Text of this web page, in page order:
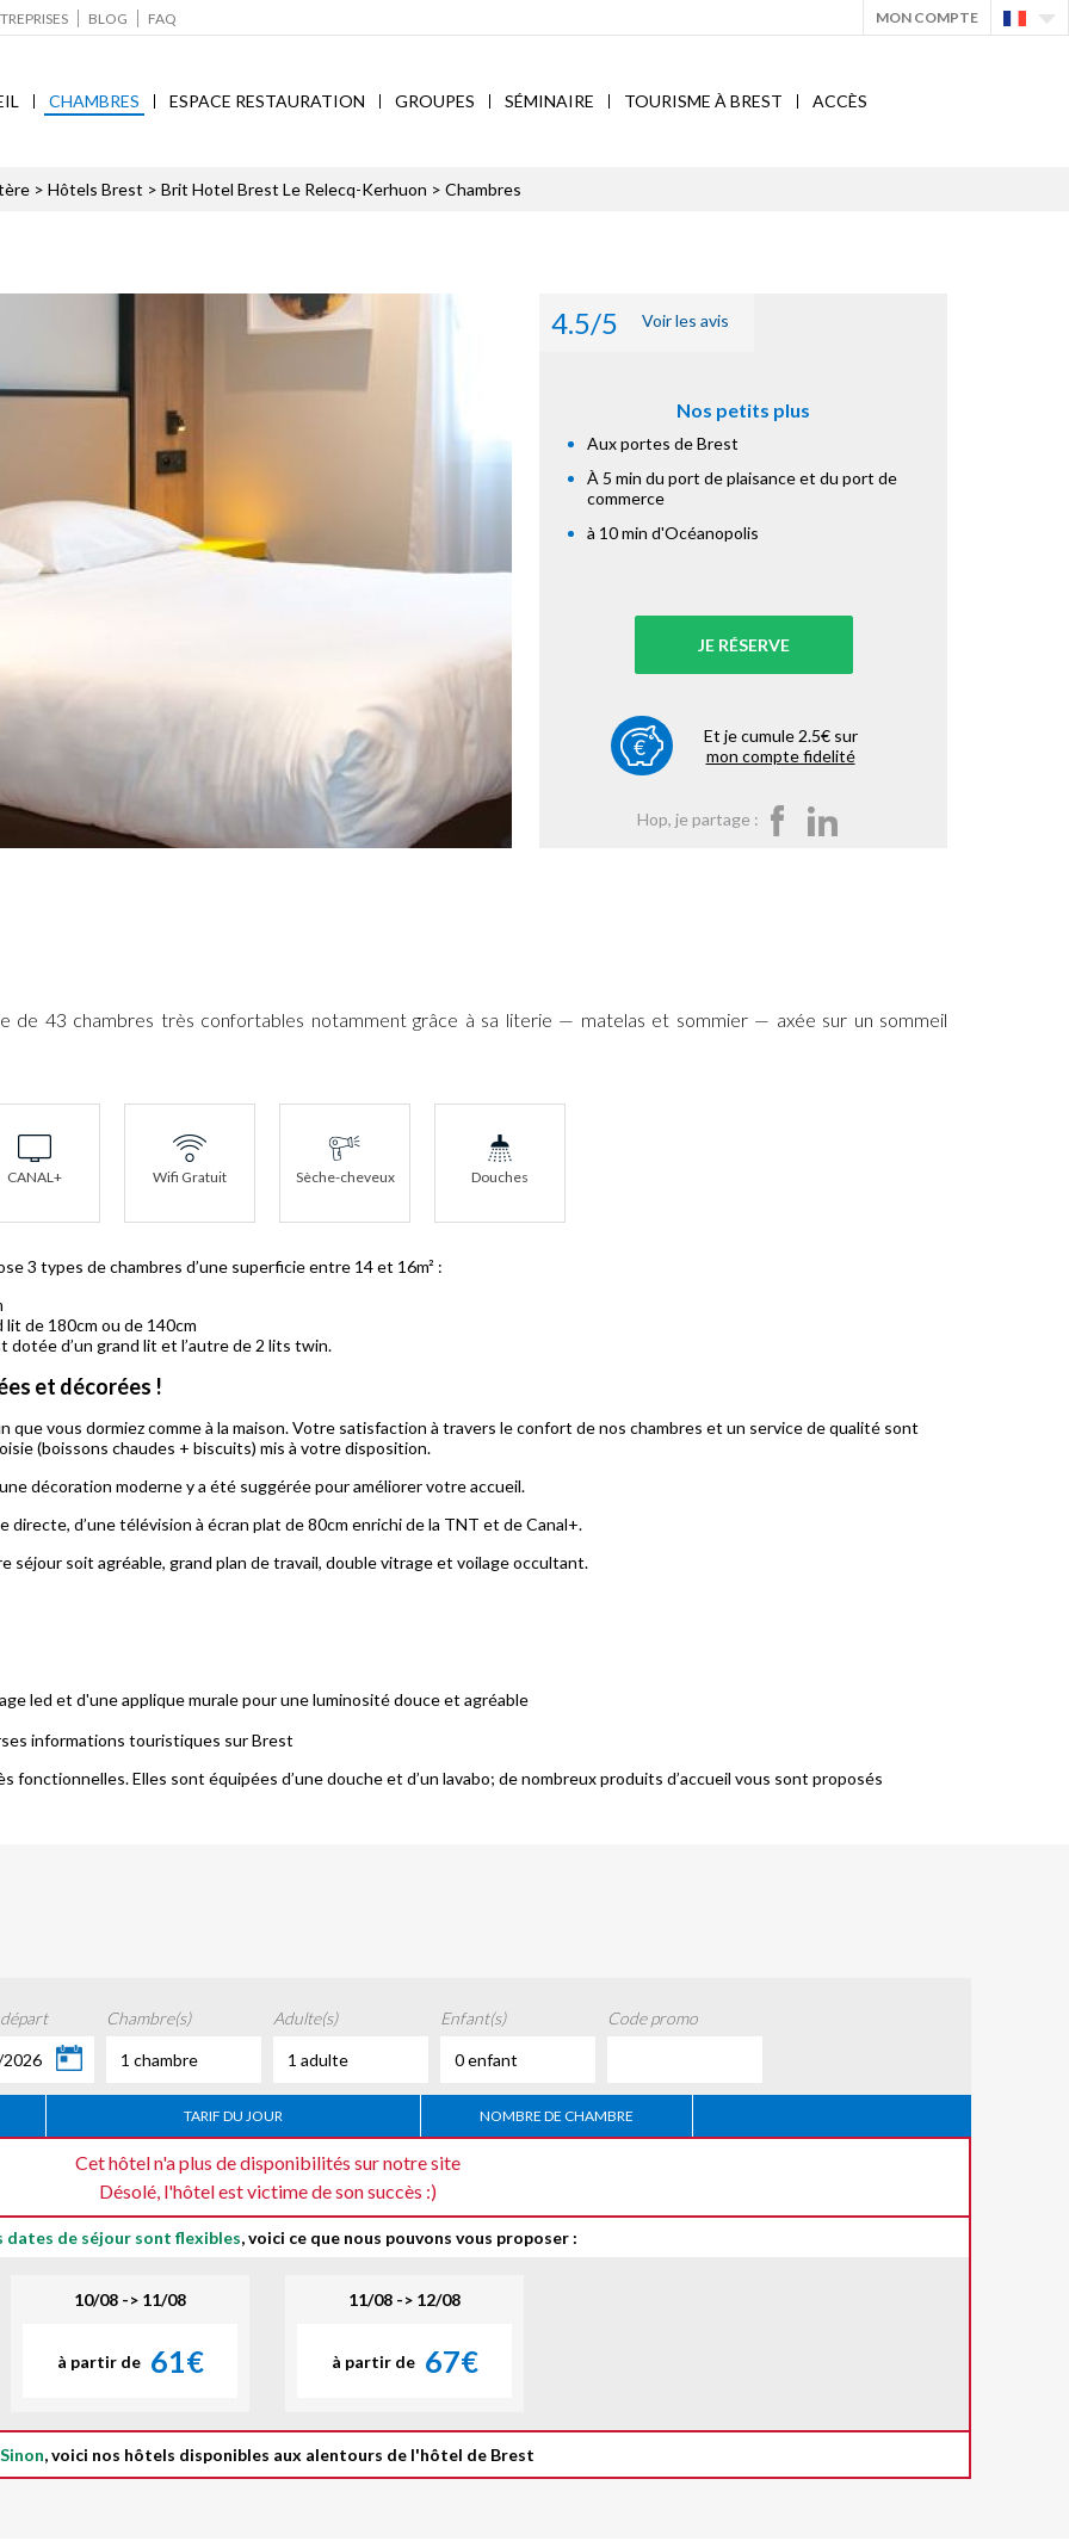
BLOG FAQ MON COMPTE
CHAMBRES ESPACE RESTAURATION GROUPES SÉMINAIRE TOURISME À BREST ACCÈS
> Hôtels Brest > Brit Hotel Brest Le Relecq-Kerhuon > Chambres
4.5/5 Voir les avis
Nos petits plus
Aux portes de Brest
À 5 min du port de plaisance et du port de
commerce
à 10 min d'Océanopolis
JE RÉSERVE
Et je cumule 2.5€ sur
mon compte fidelité
Hop, je partage :
de 43 chambres très confortables notamment grâce à sa literie — matelas et sommier — axée sur un sommeil
CANAL+ Wifi Gratuit Sèche-cheveux Douches
3 types de chambres d’une superficie entre 14 et 16m² :
lit de 180cm ou de 140cm
d’un grand lit et l’autre de 2 lits twin.
et décorées !
que vous dormiez comme à la maison. Votre satisfaction à travers le confort de nos chambres et un service de qualité sont
(boissons chaudes + biscuits) mis à votre disposition.
décoration moderne y a été suggérée pour améliorer votre accueil.
d’une télévision à écran plat de 80cm enrichi de la TNT et de Canal+.
soit agréable, grand plan de travail, double vitrage et voilage occultant.
led et d'une applique murale pour une luminosité douce et agréable
informations touristiques sur Brest
Elles sont équipées d’une douche et d’un lavabo; de nombreux produits d’accueil vous sont proposés
Chambre(s)
1 chambre
Adulte(s)
1 adulte
Enfant(s)
0 enfant
Code promo
TARIF DU JOUR NOMBRE DE CHAMBRE
Cet hôtel n'a plus de disponibilités sur notre site
Désolé, l'hôtel est victime de son succès :)
dates de séjour sont flexibles, voici ce que nous pouvons vous proposer :
10/08 -> 11/08
à partir de 61€
11/08 -> 12/08
à partir de 67€
Sinon, voici nos hôtels disponibles aux alentours de l'hôtel de Brest